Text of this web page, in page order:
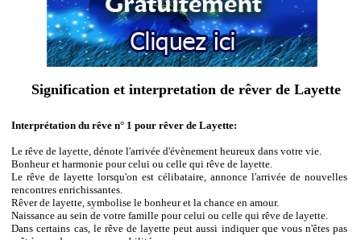
Signification et interpretation de rêver de Layette
Interprétation du rêve n° 1 pour rêver de Layette:
Le rêve de layette, dénote l'arrivée d'évènement heureux dans votre vie.
Bonheur et harmonie pour celui ou celle qui rêve de layette.
Le rêve de layette lorsqu'on est célibataire, annonce l'arrivée de nouvelles
rencontres enrichissantes.
Rêver de layette, symbolise le bonheur et la chance en amour.
Naissance au sein de votre famille pour celui ou celle qui rêve de layette.
Dans certains cas, le rêve de layette peut aussi indiquer que vous n'êtes pas